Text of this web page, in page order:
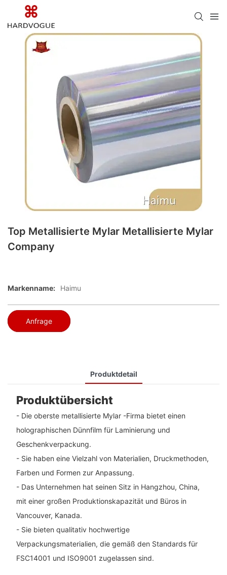
Top Metallisierte Mylar Metallisierte Mylar
Company
Markenname: Haimu
Anfrage
Produktdetail
Produktübersicht
- Die oberste metallisierte Mylar -Firma bietet einen
holographischen Dünnfilm für Laminierung und
Geschenkverpackung.
- Sie haben eine Vielzahl von Materialien, Druckmethoden,
Farben und Formen zur Anpassung.
- Das Unternehmen hat seinen Sitz in Hangzhou, China,
mit einer großen Produktionskapazität und Büros in
Vancouver, Kanada.
- Sie bieten qualitativ hochwertige
Verpackungsmaterialien, die gemäß den Standards für
FSC14001 und ISO9001 zugelassen sind.